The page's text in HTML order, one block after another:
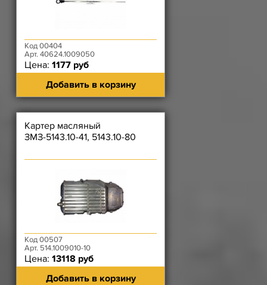
Код 00404
Арт. 40624.1009050
Цена: 1177 руб
Добавить в корзину
Картер масляный
ЗМЗ-5143.10-41, 5143.10-80
Код 00507
Арт. 514.1009010-10
Цена: 13118 руб
Добавить в корзину